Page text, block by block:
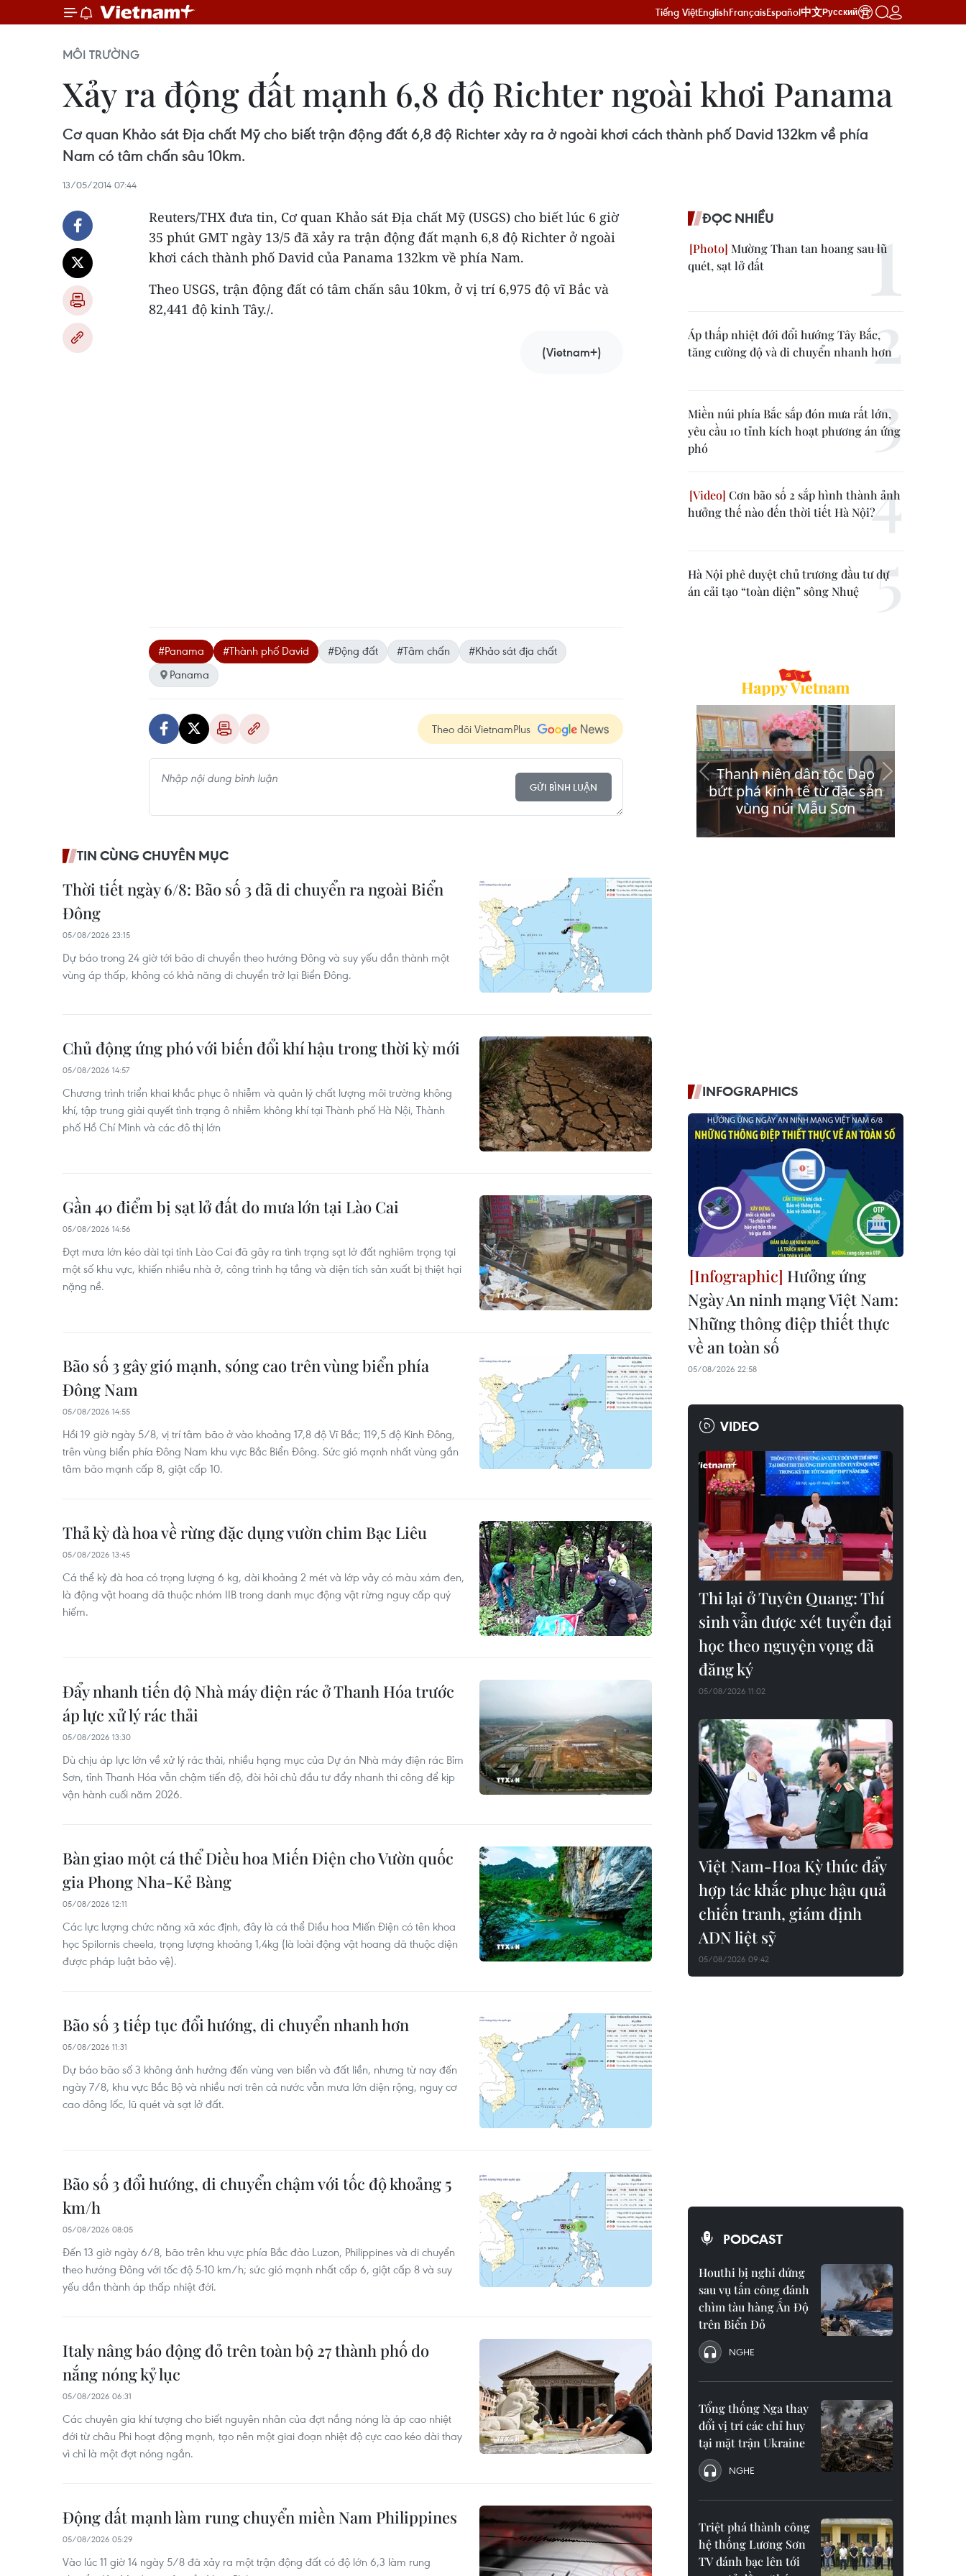
Tiếng ViệtEnglishFrançaisEspañol中文Русский
MÔI TRƯỜNG
Xảy ra động đất mạnh 6,8 độ Richter ngoài khơi Panama
Cơ quan Khảo sát Địa chất Mỹ cho biết trận động đất 6,8 độ Richter xảy ra ở ngoài khơi cách thành phố David 132km về phía
Nam có tâm chấn sâu 10km.
13/05/2014 07:44
Reuters/THX đưa tin, Cơ quan Khảo sát Địa chất Mỹ (USGS) cho biết lúc 6 giờ
35 phút GMT ngày 13/5 đã xảy ra trận động đất mạnh 6,8 độ Richter ở ngoài
khơi cách thành phố David của Panama 132km về phía Nam.
Theo USGS, trận động đất có tâm chấn sâu 10km, ở vị trí 6,975 độ vĩ Bắc và
82,441 độ kinh Tây./.
(Vietnam+)
#Panama #Thành phố David #Động đất #Tâm chấn
#Khảo sát địa chất
Panama
Theo dõi VietnamPlus
GỬI BÌNH LUẬN
TIN CÙNG CHUYÊN MỤC
Thời tiết ngày 6/8: Bão số 3 đã di chuyển ra ngoài Biển
Đông
05/08/2026 23:15
Dự báo trong 24 giờ tới bão di chuyển theo hướng Đông và suy yếu dần thành một
vùng áp thấp, không có khả năng di chuyển trở lại Biển Đông.
Chủ động ứng phó với biến đổi khí hậu trong thời kỳ mới
05/08/2026 14:57
Chương trình triển khai khắc phục ô nhiễm và quản lý chất lượng môi trường không
khí, tập trung giải quyết tình trạng ô nhiễm không khí tại Thành phố Hà Nội, Thành
phố Hồ Chí Minh và các đô thị lớn
Gần 40 điểm bị sạt lở đất do mưa lớn tại Lào Cai
05/08/2026 14:56
Đợt mưa lớn kéo dài tại tỉnh Lào Cai đã gây ra tình trạng sạt lở đất nghiêm trọng tại
một số khu vực, khiến nhiều nhà ở, công trình hạ tầng và diện tích sản xuất bị thiệt hại
nặng nề.
Bão số 3 gây gió mạnh, sóng cao trên vùng biển phía
Đông Nam
05/08/2026 14:55
Hồi 19 giờ ngày 5/8, vị trí tâm bão ở vào khoảng 17,8 độ Vĩ Bắc; 119,5 độ Kinh Đông,
trên vùng biển phía Đông Nam khu vực Bắc Biển Đông. Sức gió mạnh nhất vùng gần
tâm bão mạnh cấp 8, giật cấp 10.
Thả kỳ đà hoa về rừng đặc dụng vườn chim Bạc Liêu
05/08/2026 13:45
Cá thể kỳ đà hoa có trọng lượng 6 kg, dài khoảng 2 mét và lớp vảy có màu xám đen,
là động vật hoang dã thuộc nhóm IIB trong danh mục động vật rừng nguy cấp quý
hiếm.
Đẩy nhanh tiến độ Nhà máy điện rác ở Thanh Hóa trước
áp lực xử lý rác thải
05/08/2026 13:30
Dù chịu áp lực lớn về xử lý rác thải, nhiều hạng mục của Dự án Nhà máy điện rác Bỉm
Sơn, tỉnh Thanh Hóa vẫn chậm tiến độ, đòi hỏi chủ đầu tư đẩy nhanh thi công để kịp
vận hành cuối năm 2026.
Bàn giao một cá thể Diều hoa Miến Điện cho Vườn quốc
gia Phong Nha-Kẻ Bàng
05/08/2026 12:11
Các lực lượng chức năng xã xác định, đây là cá thể Diều hoa Miến Điện có tên khoa
học Spilornis cheela, trọng lượng khoảng 1,4kg (là loài động vật hoang dã thuộc diện
được pháp luật bảo vệ).
Bão số 3 tiếp tục đổi hướng, di chuyển nhanh hơn
05/08/2026 11:31
Dự báo bão số 3 không ảnh hưởng đến vùng ven biển và đất liền, nhưng từ nay đến
ngày 7/8, khu vực Bắc Bộ và nhiều nơi trên cả nước vẫn mưa lớn diện rộng, nguy cơ
cao dông lốc, lũ quét và sạt lở đất.
Bão số 3 đổi hướng, di chuyển chậm với tốc độ khoảng 5
km/h
05/08/2026 08:05
Đến 13 giờ ngày 6/8, bão trên khu vực phía Bắc đảo Luzon, Philippines và di chuyển
theo hướng Đông với tốc độ 5-10 km/h; sức gió mạnh nhất cấp 6, giật cấp 8 và suy
yếu dần thành áp thấp nhiệt đới.
Italy nâng báo động đỏ trên toàn bộ 27 thành phố do
nắng nóng kỷ lục
05/08/2026 06:31
Các chuyên gia khí tượng cho biết nguyên nhân của đợt nắng nóng là áp cao nhiệt
đới từ châu Phi hoạt động mạnh, tạo nên một giai đoạn nhiệt độ cực cao kéo dài thay
vì chỉ là một đợt nóng ngắn.
Động đất mạnh làm rung chuyển miền Nam Philippines
05/08/2026 05:29
Vào lúc 11 giờ 14 ngày 5/8 đã xảy ra một trận động đất có độ lớn 6,3 làm rung
ĐỌC NHIỀU
Mường Than tan hoang sau lũ
quét, sạt lở đất
Áp thấp nhiệt đới đổi hướng Tây Bắc,
tăng cường độ và di chuyển nhanh hơn
Miền núi phía Bắc sắp đón mưa rất lớn,
yêu cầu 10 tỉnh kích hoạt phương án ứng
phó
Cơn bão số 2 sắp hình thành ảnh
hưởng thế nào đến thời tiết Hà Nội?
Hà Nội phê duyệt chủ trương đầu tư dự
án cải tạo “toàn diện” sông Nhuệ
INFOGRAPHICS
Hưởng ứng
Ngày An ninh mạng Việt Nam:
Những thông điệp thiết thực
về an toàn số
05/08/2026 22:58
VIDEO
Thi lại ở Tuyên Quang: Thí
sinh vẫn được xét tuyển đại
học theo nguyện vọng đã
đăng ký
05/08/2026 11:02
Việt Nam-Hoa Kỳ thúc đẩy
hợp tác khắc phục hậu quả
chiến tranh, giám định
ADN liệt sỹ
05/08/2026 09:42
PODCAST
Houthi bị nghi đứng
sau vụ tấn công đánh
chìm tàu hàng Ấn Độ
trên Biển Đỏ
NGHE
Tổng thống Nga thay
đổi vị trí các chỉ huy
tại mặt trận Ukraine
NGHE
Triệt phá thành công
hệ thống Lương Sơn
TV đánh bạc lên tới